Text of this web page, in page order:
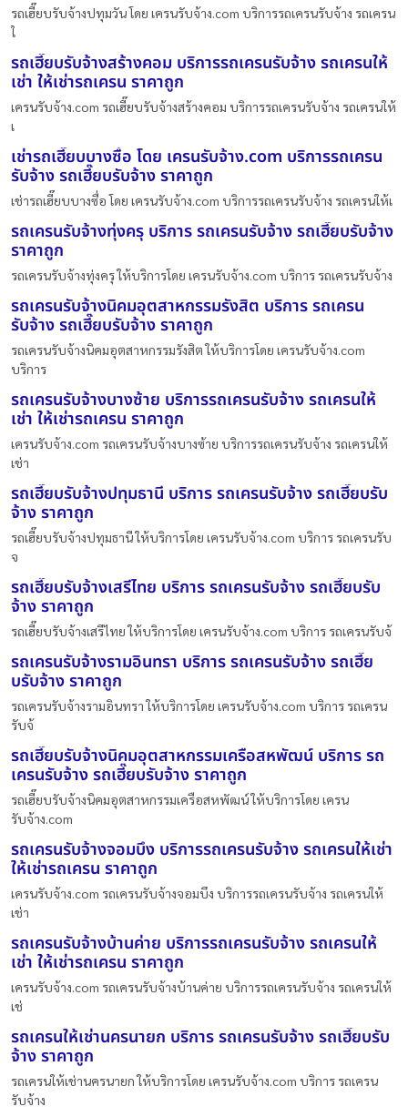
รถเฮี๊ยบรับจ้างปทุมวัน โดย เครนรับจ้าง.com บริการรถเครนรับจ้าง รถเครน
ใ
รถเฮี๊ยบรับจ้างสร้างคอม บริการรถเครนรับจ้าง รถเครนให้
เช่า ให้เช่ารถเครน ราคาถูก
เครนรับจ้าง.com รถเฮี๊ยบรับจ้างสร้างคอม บริการรถเครนรับจ้าง รถเครนให้
เ
เช่ารถเฮี๊ยบบางซื่อ โดย เครนรับจ้าง.com บริการรถเครน
รับจ้าง รถเฮี๊ยบรับจ้าง ราคาถูก
เช่ารถเฮี๊ยบบางซื่อ โดย เครนรับจ้าง.com บริการรถเครนรับจ้าง รถเครนให้เ
รถเครนรับจ้างทุ่งครุ บริการ รถเครนรับจ้าง รถเฮี๊ยบรับจ้าง
ราคาถูก
รถเครนรับจ้างทุ่งครุ ให้บริการโดย เครนรับจ้าง.com บริการ รถเครนรับจ้าง
รถเครนรับจ้างนิคมอุตสาหกรรมรังสิต บริการ รถเครน
รับจ้าง รถเฮี๊ยบรับจ้าง ราคาถูก
รถเครนรับจ้างนิคมอุตสาหกรรมรังสิต ให้บริการโดย เครนรับจ้าง.com
บริการ
รถเครนรับจ้างบางซ้าย บริการรถเครนรับจ้าง รถเครนให้
เช่า ให้เช่ารถเครน ราคาถูก
เครนรับจ้าง.com รถเครนรับจ้างบางซ้าย บริการรถเครนรับจ้าง รถเครนให้
เช่า
รถเฮี๊ยบรับจ้างปทุมธานี บริการ รถเครนรับจ้าง รถเฮี๊ยบรับ
จ้าง ราคาถูก
รถเฮี๊ยบรับจ้างปทุมธานี ให้บริการโดย เครนรับจ้าง.com บริการ รถเครนรับ
จ
รถเฮี๊ยบรับจ้างเสรีไทย บริการ รถเครนรับจ้าง รถเฮี๊ยบรับ
จ้าง ราคาถูก
รถเฮี๊ยบรับจ้างเสรีไทย ให้บริการโดย เครนรับจ้าง.com บริการ รถเครนรับจ้
รถเครนรับจ้างรามอินทรา บริการ รถเครนรับจ้าง รถเฮี๊ย
บรับจ้าง ราคาถูก
รถเครนรับจ้างรามอินทรา ให้บริการโดย เครนรับจ้าง.com บริการ รถเครน
รับจ้
รถเฮี๊ยบรับจ้างนิคมอุตสาหกรรมเครือสหพัฒน์ บริการ รถ
เครนรับจ้าง รถเฮี๊ยบรับจ้าง ราคาถูก
รถเฮี๊ยบรับจ้างนิคมอุตสาหกรรมเครือสหพัฒน์ ให้บริการโดย เครน
รับจ้าง.com
รถเครนรับจ้างจอมบึง บริการรถเครนรับจ้าง รถเครนให้เช่า
ให้เช่ารถเครน ราคาถูก
เครนรับจ้าง.com รถเครนรับจ้างจอมบึง บริการรถเครนรับจ้าง รถเครนให้
เช่า
รถเครนรับจ้างบ้านค่าย บริการรถเครนรับจ้าง รถเครนให้
เช่า ให้เช่ารถเครน ราคาถูก
เครนรับจ้าง.com รถเครนรับจ้างบ้านค่าย บริการรถเครนรับจ้าง รถเครนให้
เช่
รถเครนให้เช่านครนายก บริการ รถเครนรับจ้าง รถเฮี๊ยบรับ
จ้าง ราคาถูก
รถเครนให้เช่านครนายก ให้บริการโดย เครนรับจ้าง.com บริการ รถเครน
รับจ้าง